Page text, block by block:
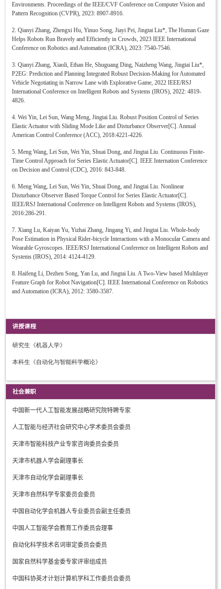
Environments. Proceedings of the IEEE/CVF Conference on Computer Vision and
Pattern Recognition (CVPR), 2023: 8907-8916.
2. Qianyi Zhang, Zhengxi Hu, Yinuo Song, Jiayi Pei, Jingtai Liu*, The Human Gaze
Helps Robots Run Bravely and Efficiently in Crowds, 2023 IEEE International
Conference on Robotics and Automation (ICRA), 2023: 7540-7546.
3. Qianyi Zhang, Xiaoli, Ethan He, Shuguang Ding, Naizheng Wang, Jingtai Liu*,
P2EG: Prediction and Planning Integrated Robust Decision-Making for Automated
Vehicle Negotiating in Narrow Lane with Explorative Game, 2022 IEEE/RSJ
International Conference on Intelligent Robots and Systems (IROS), 2022: 4819-
4826.
4. Wei Yin, Lei Sun, Wang Meng, Jingtai Liu. Robust Position Control of Series
Elastic Actuator with Sliding Mode Like and Disturbance Observer[C]. Annual
American Control Conference (ACC), 2018:4221-4226.
5. Meng Wang, Lei Sun, Wei Yin, Shuai Dong, and Jingtai Liu. Continuous Finite-
Time Control Approach for Series Elastic Actuator[C]. IEEE Internation Conference
on Decision and Control (CDC), 2016: 843-848.
6. Meng Wang, Lei Sun, Wei Yin, Shuai Dong, and Jingtai Liu. Nonlinear
Disturbance Observer Based Torque Control for Series Elastic Actuator[C].
IEEE/RSJ International Conference on Intelligent Robots and Systems (IROS),
2016:286-291.
7. Xiang Lu, Kaiyan Yu, Yizhai Zhang, Jingang Yi, and Jingtai Liu. Whole-body
Pose Estimation in Physical Rider-bicycle Interactions with a Monocular Camera and
Wearable Gyroscopes. IEEE/RSJ International Conference on Intelligent Robots and
Systems (IROS), 2014: 4124-4129.
8. Haifeng Li, Dezhen Song, Yan Lu, and Jingtai Liu. A Two-View based Multilayer
Feature Graph for Robot Navigation[C]. IEEE International Conference on Robotics
and Automation (ICRA), 2012: 3580-3587.
讲授课程
研究生《机器人学》
本科生《自动化与智能科学概论》
社会兼职
中国新一代人工智能发展战略研究院特聘专家
人工智能与经济社会研究中心学术委员会委员
天津市智能科技产业专家咨询委员会委员
天津市机器人学会副理事长
天津市自动化学会副理事长
天津市自然科学专家委员会委员
中国自动化学会机器人专业委员会副主任委员
中国人工智能学会教育工作委员会理事
自动化科学技术名词审定委员会委员
国家自然科学基金委专家评审组成员
中国科协英才计划计算机学科工作委员会委员